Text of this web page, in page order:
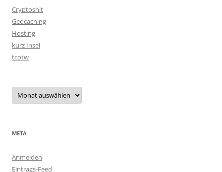
Cryptoshit
Geocaching
Hosting
kurz Insel
tcotw
Archiv
META
Anmelden
Eintrags-Feed